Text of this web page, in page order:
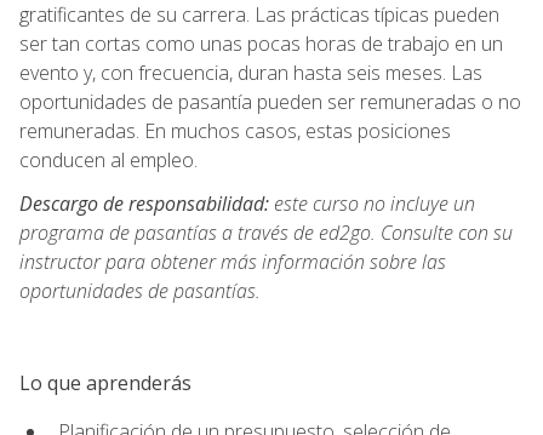
gratificantes de su carrera. Las prácticas típicas pueden
ser tan cortas como unas pocas horas de trabajo en un
evento y, con frecuencia, duran hasta seis meses. Las
oportunidades de pasantía pueden ser remuneradas o no
remuneradas. En muchos casos, estas posiciones
conducen al empleo.
Descargo de responsabilidad: este curso no incluye un
programa de pasantías a través de ed2go. Consulte con su
instructor para obtener más información sobre las
oportunidades de pasantías.
Lo que aprenderás